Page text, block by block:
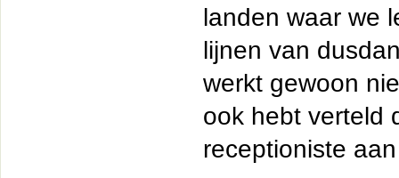
landen waar we
lijnen van
werkt gewoon
ook hebt verteld
receptioniste